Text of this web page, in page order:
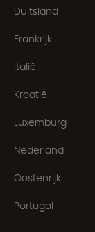
Duitsland
Frankrijk
Italië
Kroatië
Luxemburg
Nederland
Oostenrijk
Portugal